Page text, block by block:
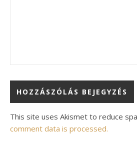
Alternative:
This site uses Akismet to reduce
comment data is processed.